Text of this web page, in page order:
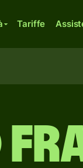
Tariffe